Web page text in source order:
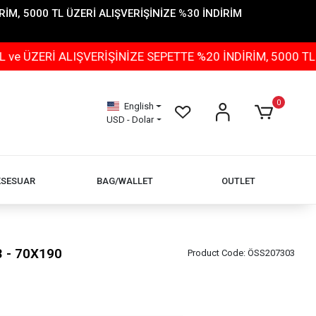
5000 TL ÜZERİ ALIŞVERİŞİNİZE %30 İNDİRİM
ALIŞVERİŞİNİZE SEPETTE %20 İNDİRİM, 5000 TL
English
USD - Dolar
0
BAG/WALLET OUTLET
- 70X190 Product Code: ÖSS207303